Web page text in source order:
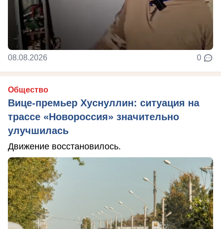
08.08.2026 0
Общество
Вице-премьер Хуснуллин: ситуация на
трассе «Новороссия» значительно
улучшилась
Движение восстановилось.